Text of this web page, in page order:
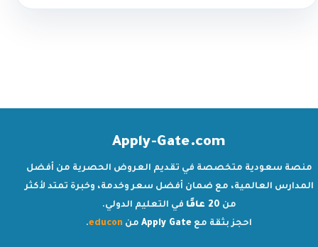
Apply-Gate.com
منصة سعودية متخصصة في تقديم العروض الحصرية من أفضل
المدارس العالمية، مع ضمان أفضل سعر وخدمة، وخبرة تمتد لأكثر
من 20 عامًا
في التعليم الدولي.
احجز بثقة مع Apply Gate من educon
.